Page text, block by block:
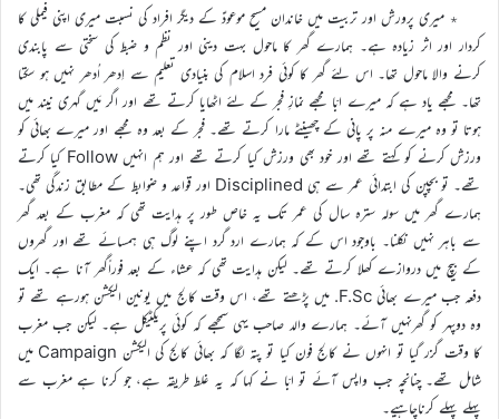
٭ میری پرورش اور تربیت میں خاندان مسیح موعودؑ کے دیگر افراد کی نسبت میری اپنی فیملی کا
کردار اور اثر زیادہ ہے۔ ہمارے گھر کا ماحول بہت دینی اور نظم و ضبط کی سختی سے پابندی
کرنے والا ماحول تھا۔ اس لئے گھر کا کوئی فرد اسلام کی بنیادی تعلیم سے اِدھر اُدھر نہیں ہو سکتا
تھا۔ مجھے یاد ہے کہ میرے ابّا مجھے نمازِ فجر کے لئے اٹھایا کرتے تھے اور اگر مَیں گہری نیند میں
ہوتا تو وہ میرے منہ پر پانی کے چھینٹے مارا کرتے تھے۔ فجر کے بعد وہ مجھے اور میرے بھائی کو
ورزش کرنے کو کہتے تھے اور خود بھی ورزش کیا کرتے تھے اور ہم انہیں Follow کیا کرتے
تھے۔ تو بچپن کی ابتدائی عمر سے ہی Disciplined اور قواعد و ضوابط کے مطابق زندگی تھی۔
ہمارے گھر میں سولہ سترہ سال کی عمر تک یہ خاص طور پر ہدایت تھی کہ مغرب کے بعد گھر
سے باہر نہیں نکلنا۔ باوجود اس کے کہ ہمارے ارد گرد اپنے لوگ ہی ہمسائے تھے اور گھروں
کے بیچ میں دروازے کھلا کرتے تھے۔ لیکن ہدایت تھی کہ عشاء کے بعد فوراًگھر آنا ہے۔ ایک
دفعہ جب میرے بھائی F.Sc. میں پڑھتے تھے، اس وقت کالج میں یونین الیکشن ہورہے تھے تو
وہ دوپہر کو گھرنہیں آئے۔ ہمارے والد صاحب یہی سمجھے کہ کوئی پریکٹیکل ہے۔ لیکن جب مغرب
کا وقت گزر گیا تو انہوں نے کالج فون کیا تو پتہ لگا کہ بھائی کالج کی الیکشن Campaign میں
شامل تھے۔ چنانچہ جب واپس آئے تو ابّا نے کہا کہ یہ غلط طریقہ ہے، جو کرنا ہے مغرب سے
پہلے پہلے کرناچاہیے۔